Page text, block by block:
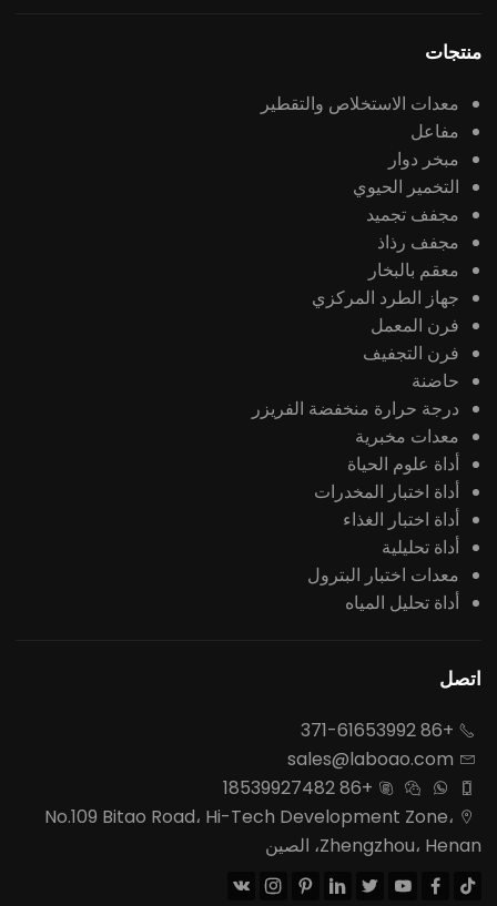
منتجات
معدات الاستخلاص والتقطير
مفاعل
مبخر دوار
التخمير الحيوي
مجفف تجميد
مجفف رذاذ
معقم بالبخار
جهاز الطرد المركزي
فرن المعمل
فرن التجفيف
حاضنة
درجة حرارة منخفضة الفريزر
معدات مخبرية
أداة علوم الحياة
أداة اختبار المخدرات
أداة اختبار الغذاء
أداة تحليلية
معدات اختبار البترول
أداة تحليل المياه
اتصل

+86 371-61653992

sales@laboao.com




+86 18539927482
 No.109 Bitao Road، Hi-Tech Development Zone،
Zhengzhou، Henan، الصين







